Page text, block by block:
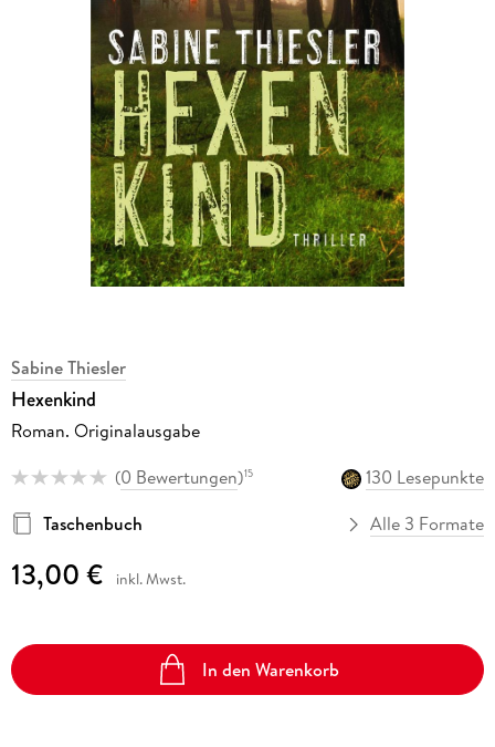
Sabine Thiesler
Hexenkind
Roman. Originalausgabe
(0 Bewertungen)15
130 Lesepunkte
Taschenbuch
Alle 3 Formate
13,00 € inkl. Mwst.
In den Warenkorb